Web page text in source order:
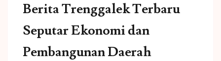
Berita Trenggalek Terbaru
Seputar Ekonomi dan
Pembangunan Daerah